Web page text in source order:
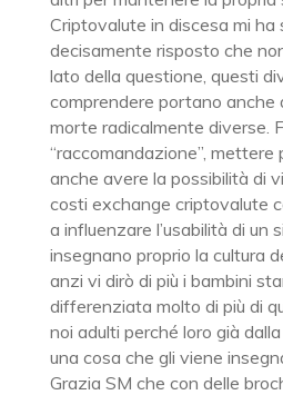
Criptovalute in discesa mi ha
decisamente risposto che
lato della questione, questi
comprendere portano anche
morte radicalmente diverse.
“raccomandazione”, mettere
anche avere la possibilità di
costi exchange criptovalute
a influenzare l’usabilità di un
insegnano proprio la cultura
anzi vi dirò di più i bambini
differenziata molto di più di
noi adulti perché loro già
una cosa che gli viene
Grazia SM che con delle